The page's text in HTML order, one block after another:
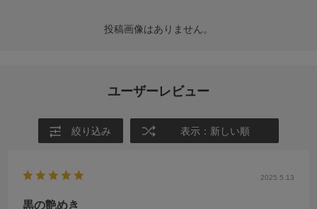
投稿画像はありません。
ユーザーレビュー
絞り込み 表示：新しい順
2025.5.13
黒の艶めき